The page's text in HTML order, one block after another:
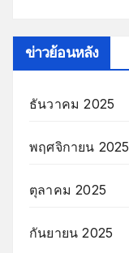
ข่าวย้อนหลัง
ธันวาคม 2025
พฤศจิกายน 2025
ตุลาคม 2025
กันยายน 2025